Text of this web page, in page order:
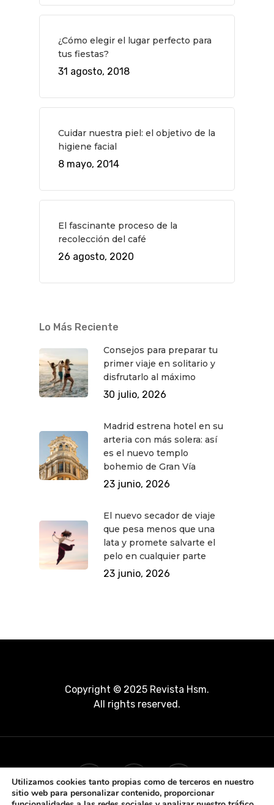
¿Cómo elegir el lugar perfecto para
tus fiestas?
31 agosto, 2018
Cuidar nuestra piel: el objetivo de la
higiene facial
8 mayo, 2014
El fascinante proceso de la
recolección del café
26 agosto, 2020
Lo Más Reciente
Consejos para preparar tu
primer viaje en solitario y
disfrutarlo al máximo
30 julio, 2026
Madrid estrena hotel en su
arteria con más solera: así
es el nuevo templo
bohemio de Gran Vía
23 junio, 2026
El nuevo secador de viaje
que pesa menos que una
lata y promete salvarte el
pelo en cualquier parte
23 junio, 2026
Copyright © 2025 Revista Hsm.
All rights reserved.
Teatro
Rutas Por Madrid
BEAUTY
Utilizamos cookies tanto propias como de terceros en nuestro
sitio web para personalizar contenido, proporcionar